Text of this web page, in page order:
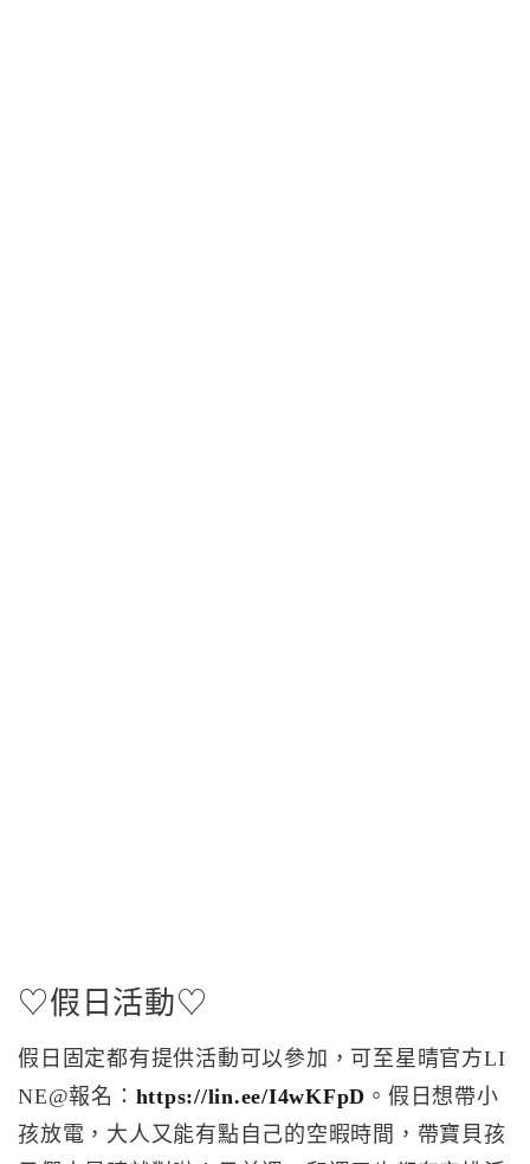
♡假日活動♡
假日固定都有提供活動可以參加，可至星晴官方LI
NE@報名： https://lin.ee/I4wKFpD 。假日想帶小
孩放電，大人又能有點自己的空暇時間，帶寶貝孩